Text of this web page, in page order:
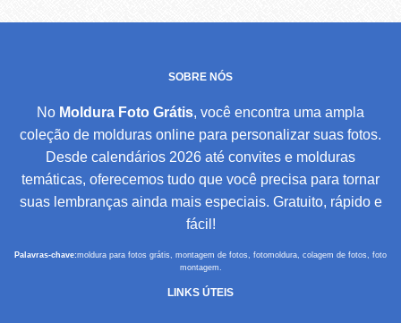
SOBRE NÓS
No Moldura Foto Grátis, você encontra uma ampla
coleção de molduras online para personalizar suas fotos.
Desde calendários 2026 até convites e molduras
temáticas, oferecemos tudo que você precisa para tornar
suas lembranças ainda mais especiais. Gratuito, rápido e
fácil!
Palavras-chave:moldura para fotos grátis, montagem de fotos, fotomoldura, colagem de fotos, foto
montagem.
LINKS ÚTEIS